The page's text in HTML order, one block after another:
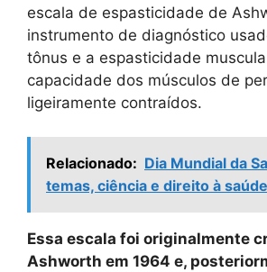
escala de espasticidade de
instrumento de diagnóstico
tônus ​​e a espasticidade
capacidade dos músculos de
ligeiramente contraídos.
Relacionado: Dia Mundial da
temas, ciência e direito à saúde
Essa escala foi originalmente
Ashworth em 1964 e,